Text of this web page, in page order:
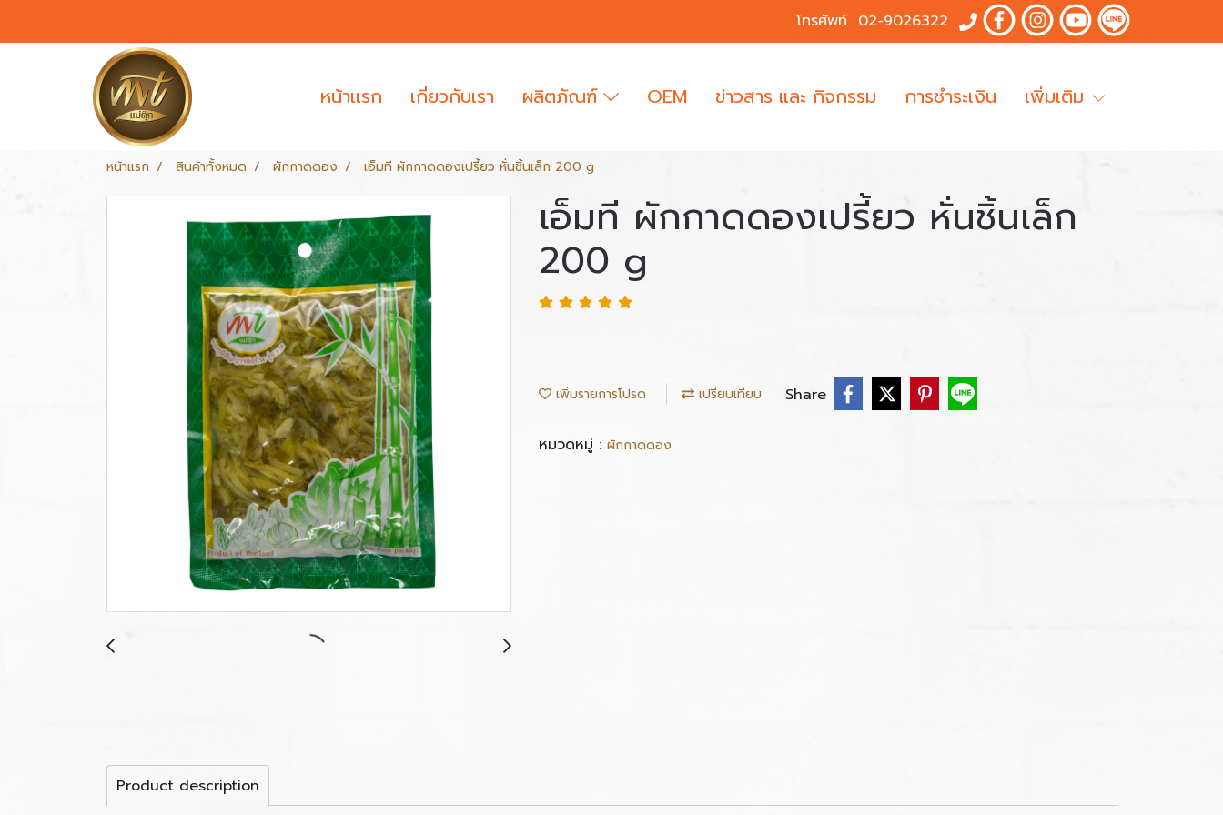
โทรศัพท์ 02-9026322
หน้าเเรก เกี่ยวกับเรา ผลิตภัณฑ์ OEM ข่าวสาร และ กิจกรรม การชำระเงิน เพิ่มเติม
หน้าแรก สินค้าทั้งหมด ผักกาดดอง เอ็มที ผักกาดดองเปรี้ยว หั่นชิ้นเล็ก 200 g
เอ็มที ผักกาดดองเปรี้ยว หั่นชิ้นเล็ก
200 g
เพิ่มรายการโปรด เปรียบเทียบ Share
หมวดหมู่ : ผักกาดดอง
Product description